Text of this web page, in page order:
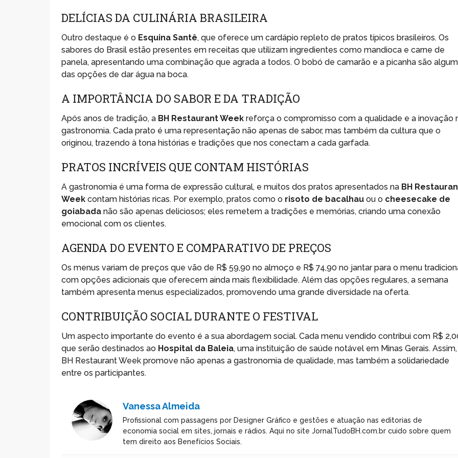
DELÍCIAS DA CULINÁRIA BRASILEIRA
Outro destaque é o Esquina Santê, que oferece um cardápio repleto de pratos típicos brasileiros. Os
sabores do Brasil estão presentes em receitas que utilizam ingredientes como mandioca e carne de
panela, apresentando uma combinação que agrada a todos. O bobó de camarão e a picanha são
das opções de dar água na boca.
A IMPORTÂNCIA DO SABOR E DA TRADIÇÃO
Após anos de tradição, a BH Restaurant Week reforça o compromisso com a qualidade e a inovação
gastronomia. Cada prato é uma representação não apenas de sabor, mas também da cultura que o
originou, trazendo à tona histórias e tradições que nos conectam a cada garfada.
PRATOS INCRÍVEIS QUE CONTAM HISTÓRIAS
A gastronomia é uma forma de expressão cultural, e muitos dos pratos apresentados na BH
Week contam histórias ricas. Por exemplo, pratos como o risoto de bacalhau ou o cheesecake de
goiabada não são apenas deliciosos; eles remetem a tradições e memórias, criando uma conexão
emocional com os clientes.
AGENDA DO EVENTO E COMPARATIVO DE PREÇOS
Os menus variam de preços que vão de R$ 59,90 no almoço e R$ 74,90 no jantar para o menu
com opções adicionais que oferecem ainda mais flexibilidade. Além das opções regulares, a semana
também apresenta menus especializados, promovendo uma grande diversidade na oferta.
CONTRIBUIÇÃO SOCIAL DURANTE O FESTIVAL
Um aspecto importante do evento é a sua abordagem social. Cada menu vendido contribui com R$
que serão destinados ao Hospital da Baleia, uma instituição de saúde notável em Minas Gerais.
BH Restaurant Week promove não apenas a gastronomia de qualidade, mas também a solidariedade
entre os participantes.
Vanessa Almeida
Profissional com passagens por Designer Gráfico e gestões e atuação nas editorias de
economia social em sites, jornais e rádios. Aqui no site JornalTudoBH.com.br cuido sobre quem
tem direito aos Benefícios Sociais.